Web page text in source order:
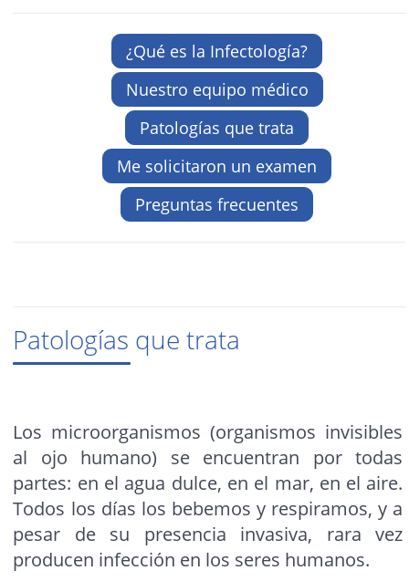
¿Qué es la Infectología?
Nuestro equipo médico
Patologías que trata
Me solicitaron un examen
Preguntas frecuentes
Patologías que trata
Los microorganismos (organismos invisibles
al ojo humano) se encuentran por todas
partes: en el agua dulce, en el mar, en el aire.
Todos los días los bebemos y respiramos, y a
pesar de su presencia invasiva, rara vez
producen infección en los seres humanos.